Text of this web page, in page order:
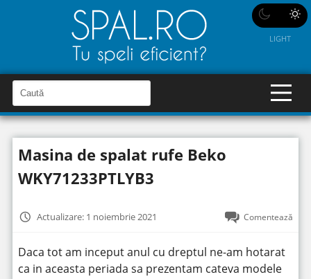
LIGHT
a
u
t
C
a
u
î
n
i
t
Masina de spalat rufe Beko
WKY71233PTLYB3
Actualizare: 1 noiembrie 2021 Comentează
Daca tot am inceput anul cu dreptul ne-am hotarat
ca in aceasta periada sa prezentam cateva modele